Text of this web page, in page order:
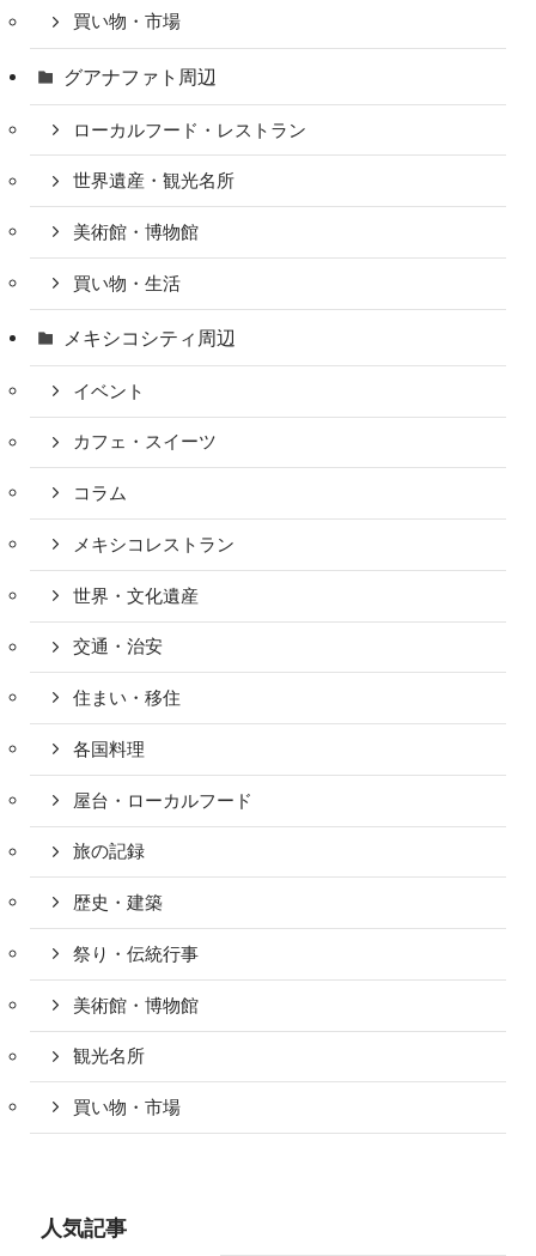
買い物・市場
グアナファト周辺
ローカルフード・レストラン
世界遺産・観光名所
美術館・博物館
買い物・生活
メキシコシティ周辺
イベント
カフェ・スイーツ
コラム
メキシコレストラン
世界・文化遺産
交通・治安
住まい・移住
各国料理
屋台・ローカルフード
旅の記録
歴史・建築
祭り・伝統行事
美術館・博物館
観光名所
買い物・市場
人気記事